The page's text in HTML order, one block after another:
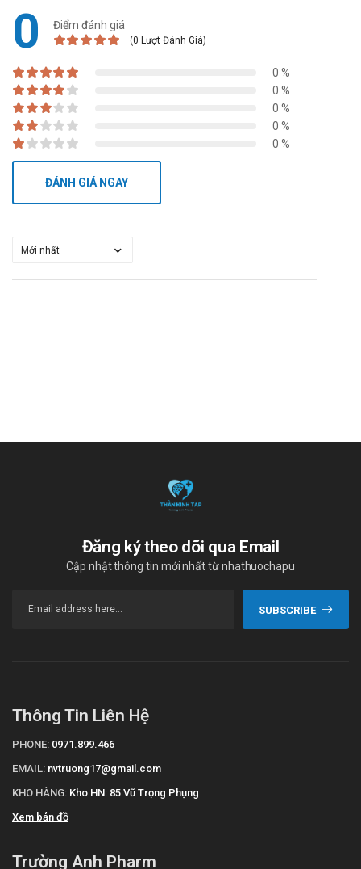
0 Điểm đánh giá
(0 Lượt Đánh Giá)
0 %
0 %
0 %
0 %
0 %
ĐÁNH GIÁ NGAY
Đăng ký theo dõi qua Email
Cập nhật thông tin mới nhất từ nhathuochapu
SUBSCRIBE
Thông Tin Liên Hệ
PHONE: 0971.899.466
EMAIL: nvtruong17@gmail.com
KHO HÀNG: Kho HN: 85 Vũ Trọng Phụng
Xem bản đồ
Trường Anh Pharm